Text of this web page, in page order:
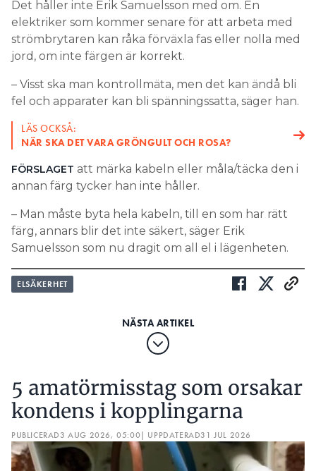
Det håller inte Erik Samuelsson med om. En
elektriker som kommer senare för att arbeta med
strömbrytaren kan råka förväxla fas eller nolla med
jord, om inte färgen är korrekt.
– Visst ska man kontrollmäta, men det kan ändå bli
fel och apparater kan bli spänningssatta, säger han.
LÄS OCKSÅ:
NÄR SKA DET VARA GRÖNGULT OCH ROSA?
FÖRSLAGET att märka kabeln eller måla/täcka den i
annan färg tycker han inte håller.
– Man måste byta hela kabeln, till en som har rätt
färg, annars blir det inte säkert, säger Erik
Samuelsson som nu dragit om all el i lägenheten.
ELSÄKERHET
5 amatörmisstag som orsakar
kondens i kopplingarna
PUBLICERAD3 AUG 2026, 05:00| UPPDATERAD31 JUL 2026